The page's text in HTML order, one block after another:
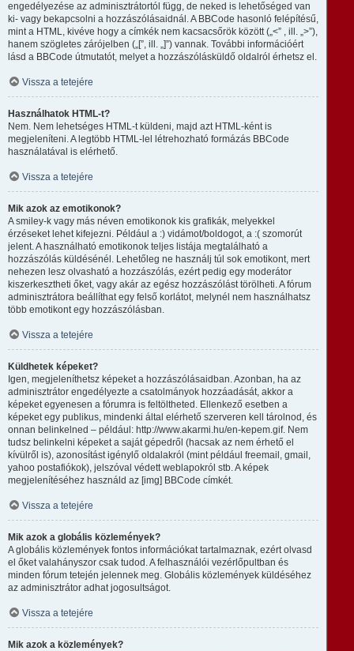
engedélyezése az adminisztrátortól függ, de neked is lehetőséged van
ki- vagy bekapcsolni a hozzászólásaidnál. A BBCode hasonló felépítésű,
mint a HTML, kivéve hogy a címkék nem kacsacsőrök között („<” , ill. „>”),
hanem szögletes zárójelben („[”, ill. „]”) vannak. További információért
lásd a BBCode útmutatót, melyet a hozzászólásküldő oldalról érhetsz el.
Vissza a tetejére
Használhatok HTML-t?
Nem. Nem lehetséges HTML-t küldeni, majd azt HTML-ként is
megjeleníteni. A legtöbb HTML-lel létrehozható formázás BBCode
használatával is elérhető.
Vissza a tetejére
Mik azok az emotikonok?
A smiley-k vagy más néven emotikonok kis grafikák, melyekkel
érzéseket lehet kifejezni. Például a :) vidámot/boldogot, a :( szomorút
jelent. A használható emotikonok teljes listája megtalálható a
hozzászólás küldésénél. Lehetőleg ne használj túl sok emotikont, mert
nehezen lesz olvasható a hozzászólás, ezért pedig egy moderátor
kiszerkesztheti őket, vagy akár az egész hozzászólást törölheti. A fórum
adminisztrátora beállíthat egy felső korlátot, melynél nem használhatsz
több emotikont egy hozzászólásban.
Vissza a tetejére
Küldhetek képeket?
Igen, megjeleníthetsz képeket a hozzászólásaidban. Azonban, ha az
adminisztrátor engedélyezte a csatolmányok hozzáadását, akkor a
képeket egyenesen a fórumra is feltöltheted. Ellenkező esetben a
képeket egy publikus, mindenki által elérhető szerveren kell tárolnod, és
onnan belinkelned – például: http://www.akarmi.hu/en-kepem.gif. Nem
tudsz belinkelni képeket a saját gépedről (hacsak az nem érhető el
kívülről is), azonosítást igénylő oldalakról (mint például freemail, gmail,
yahoo postafiókok), jelszóval védett weblapokról stb. A képek
megjelenítéséhez használd az [img] BBCode címkét.
Vissza a tetejére
Mik azok a globális közlemények?
A globális közlemények fontos információkat tartalmaznak, ezért olvasd
el őket valahányszor csak tudod. A felhasználói vezérlőpultban és
minden fórum tetején jelennek meg. Globális közlemények küldéséhez
az adminisztrátor adhat jogosultságot.
Vissza a tetejére
Mik azok a közlemények?